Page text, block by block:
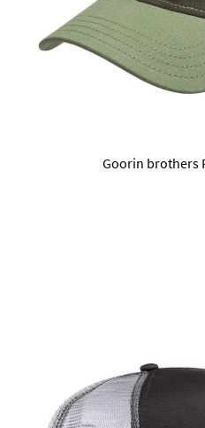
Goorin brothers